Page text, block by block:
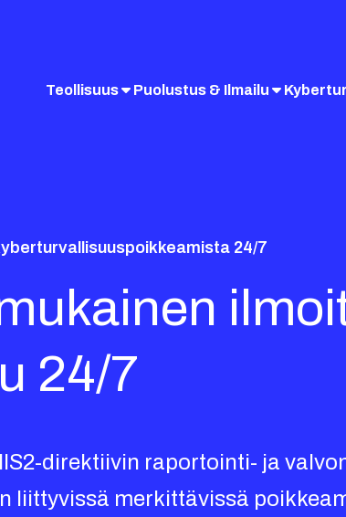
Teollisuus Puolustus & Ilmailu
24/7
24/7
direktiivin raportointi- ja
liittyvissä merkittävissä